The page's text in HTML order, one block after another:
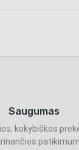
Saugumas
kokybiškos